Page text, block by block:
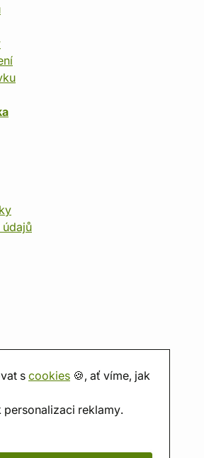
scookies 🍪, ať víme, jak
personalizaci reklamy.
údajů